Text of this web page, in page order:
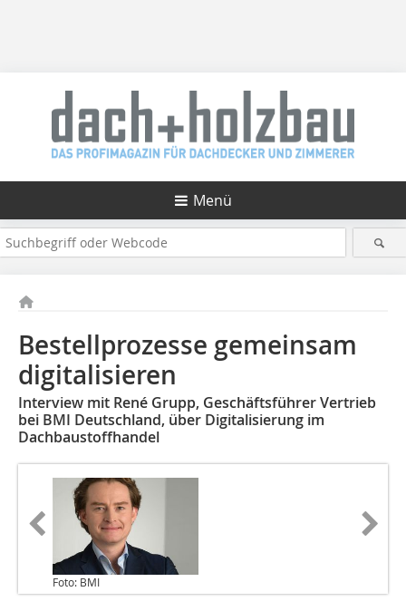
Menü
Bestellprozesse gemeinsam
digitalisieren
Interview mit René Grupp, Geschäftsführer Vertrieb
bei BMI Deutschland, über Digitalisierung im
Dachbaustoffhandel
Foto: BMI